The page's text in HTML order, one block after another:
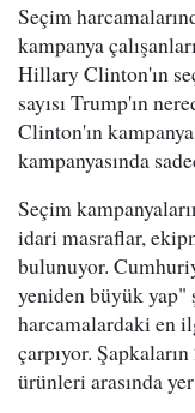
Seçim
kampanya
Hillary Clinton'ın
sayısı Trump'ın
Clinton'ın
kampanyasında
Seçim
idari masraflar,
bulunuyor.
yeniden büyük yap"
harcamalardaki en
çarpıyor.
ürünleri arasında